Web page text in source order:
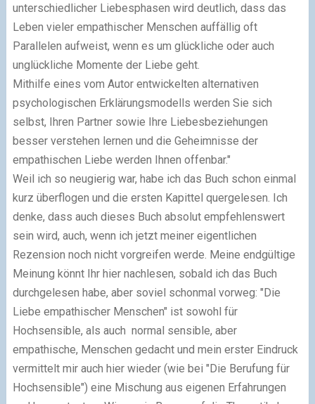
unterschiedlicher Liebesphasen wird deutlich, dass das
Leben vieler empathischer Menschen auffällig oft
Parallelen aufweist, wenn es um glückliche oder auch
unglückliche Momente der Liebe geht.
Mithilfe eines vom Autor entwickelten alternativen
psychologischen Erklärungsmodells werden Sie sich
selbst, Ihren Partner sowie Ihre Liebesbeziehungen
besser verstehen lernen und die Geheimnisse der
empathischen Liebe werden Ihnen offenbar."
Weil ich so neugierig war, habe ich das Buch schon einmal
kurz überflogen und die ersten Kapittel quergelesen. Ich
denke, dass auch dieses Buch absolut empfehlenswert
sein wird, auch, wenn ich jetzt meiner eigentlichen
Rezension noch nicht vorgreifen werde. Meine endgültige
Meinung könnt Ihr hier nachlesen, sobald ich das Buch
durchgelesen habe, aber soviel schonmal vorweg: "Die
Liebe empathischer Menschen" ist sowohl für
Hochsensible, als auch normal sensible, aber
empathische, Menschen gedacht und mein erster Eindruck
vermittelt mir auch hier wieder (wie bei "Die Berufung für
Hochsensible") eine Mischung aus eigenen Erfahrungen